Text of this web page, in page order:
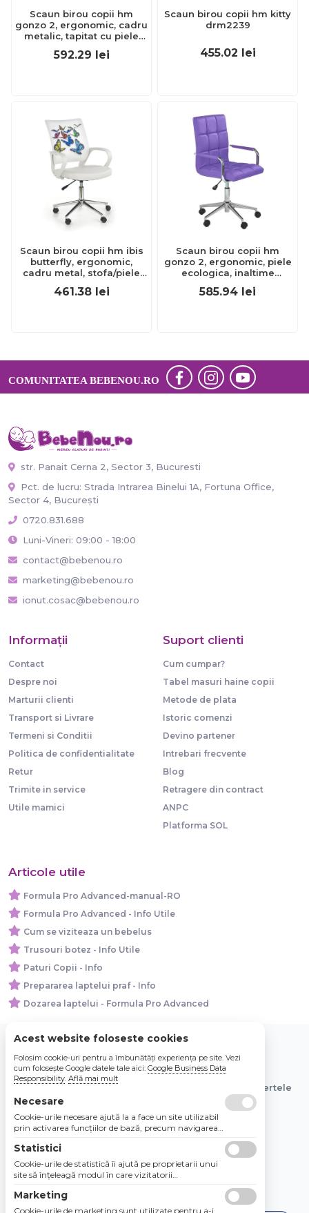
Scaun birou copii hm
gonzo 2, ergonomic, cadru
metalic, tapitat cu piele
ecologica, ajustabil pe
inaltime, cu brate, 90 kg,
592.29 lei
Scaun birou copii hm kitty
drm2239
455.02 lei
Scaun birou copii hm ibis
butterfly, ergonomic,
cadru metal, stofa/piele
ecologica, inaltime
ajustabila, 100 kg,
461.38 lei
Scaun birou copii hm
gonzo 2, ergonomic, piele
ecologica, inaltime
ajustabila, mecanism
balansare, 90 kg, mov
585.94 lei
COMUNITATEA BEBENOU.RO
str. Panait Cerna 2, Sector 3, Bucuresti
Pct. de lucru: Strada Intrarea Binelui 1A, Fortuna Office,
Sector 4, București
0720.831.688
Luni-Vineri: 09:00 - 18:00
contact@bebenou.ro
marketing@bebenou.ro
ionut.cosac@bebenou.ro
Informaţii
Contact
Despre noi
Marturii clienti
Transport si Livrare
Termeni si Conditii
Politica de confidentialitate
Retur
Trimite in service
Utile mamici
Suport clienti
Cum cumpar?
Tabel masuri haine copii
Metode de plata
Istoric comenzi
Devino partener
Intrebari frecvente
Blog
Retragere din contract
ANPC
Platforma SOL
Articole utile
Formula Pro Advanced-manual-RO
Formula Pro Advanced - Info Utile
Cum se viziteaza un bebelus
Trusouri botez - Info Utile
Paturi Copii - Info
Prepararea laptelui praf - Info
Dozarea laptelui - Formula Pro Advanced
© 2026 Bebe Nou Online Store SRL
Toate preturile sunt exprimate in lei si includ tva. Ofertele
sunt valabile in limita stocului disponibil.
Acest website foloseste cookies
Folosim cookie-uri pentru a îmbunătăți experiența pe site. Vezi
cum folosește Google datele tale aici: Google Business Data
Responsibility. Află mai mult
Necesare
Cookie-urile necesare ajută la a face un site utilizabil
prin activarea funcţiilor de bază, precum navigarea
Site-ul nu poate funcţiona corespunzător fără aceste
cookie-uri.
Statistici
Cookie-urile de statistică îi ajută pe proprietarii unui
site să înţeleagă modul în care vizitatorii
raportarea informaţiilor în mod anonim.
Marketing
Cookie-urile de marketing sunt utilizate pentru a-i